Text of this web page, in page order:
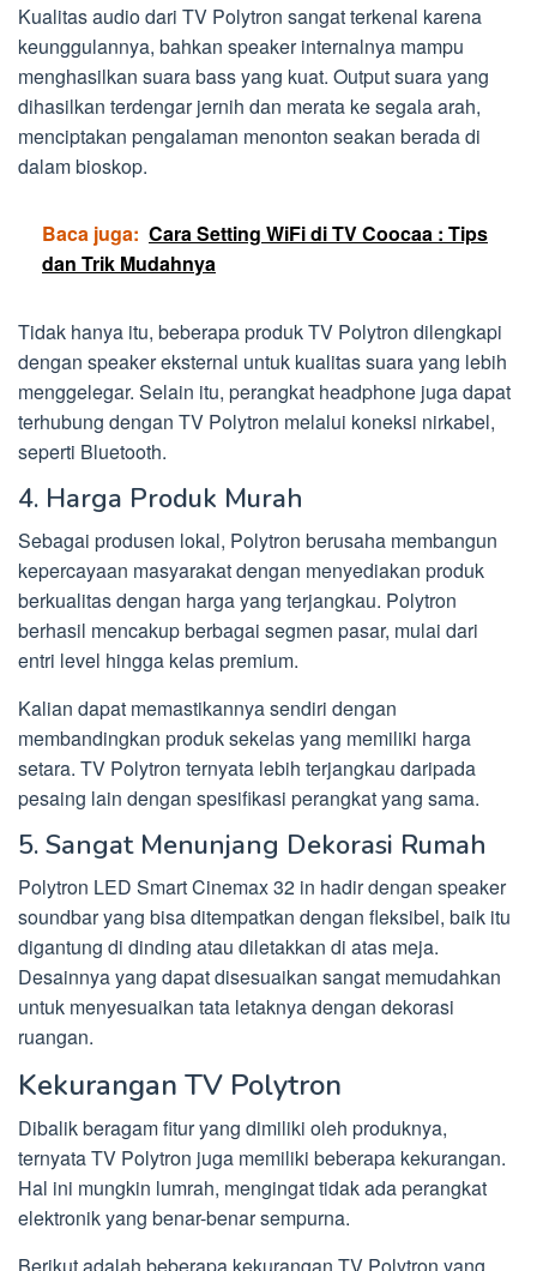
Kualitas audio dari TV Polytron sangat terkenal karena
keunggulannya, bahkan speaker internalnya mampu
menghasilkan suara bass yang kuat. Output suara yang
dihasilkan terdengar jernih dan merata ke segala arah,
menciptakan pengalaman menonton seakan berada di
dalam bioskop.
Baca juga: Cara Setting WiFi di TV Coocaa : Tips
dan Trik Mudahnya
Tidak hanya itu, beberapa produk TV Polytron dilengkapi
dengan speaker eksternal untuk kualitas suara yang lebih
menggelegar. Selain itu, perangkat headphone juga dapat
terhubung dengan TV Polytron melalui koneksi nirkabel,
seperti Bluetooth.
4. Harga Produk Murah
Sebagai produsen lokal, Polytron berusaha membangun
kepercayaan masyarakat dengan menyediakan produk
berkualitas dengan harga yang terjangkau. Polytron
berhasil mencakup berbagai segmen pasar, mulai dari
entri level hingga kelas premium.
Kalian dapat memastikannya sendiri dengan
membandingkan produk sekelas yang memiliki harga
setara. TV Polytron ternyata lebih terjangkau daripada
pesaing lain dengan spesifikasi perangkat yang sama.
5. Sangat Menunjang Dekorasi Rumah
Polytron LED Smart Cinemax 32 in hadir dengan speaker
soundbar yang bisa ditempatkan dengan fleksibel, baik itu
digantung di dinding atau diletakkan di atas meja.
Desainnya yang dapat disesuaikan sangat memudahkan
untuk menyesuaikan tata letaknya dengan dekorasi
ruangan.
Kekurangan TV Polytron
Dibalik beragam fitur yang dimiliki oleh produknya,
ternyata TV Polytron juga memiliki beberapa kekurangan.
Hal ini mungkin lumrah, mengingat tidak ada perangkat
elektronik yang benar-benar sempurna.
Berikut adalah beberapa kekurangan TV Polytron yang